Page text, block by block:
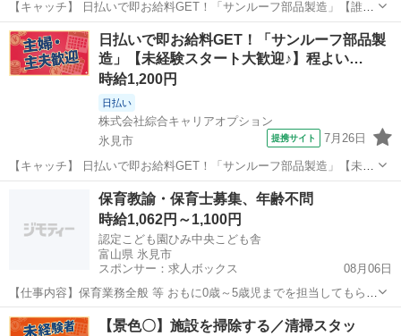
【キャッチ】 日払いで即お給料GET！「サンルーフ部品製造」【誰で
もはじめは初心者♪】モノ足りない方に・残業20H未満♪ヘアスタイル
自由☆高時給1200円！ 【コメント】 製造のお仕事をお探しの方必
見！ 「経験ないけど大...
富山 氷見市 工場
日払いで即お給料GET！「サンルーフ部品製
造」【未経験スタート大歓迎♪】程よい…
時給1,200円
日払い
株式会社綜合キャリアオプション
氷見市
提携サイト 7月26日
【キャッチ】 日払いで即お給料GET！「サンルーフ部品製造」【未経
験スタート大歓迎♪】程よい残業でお小遣い稼ぎ♪ジブンらしく・髪型
自由♪高時給1200円～1500円！ 【コメント】 弊社なら事前の職場見学
が多数！お仕事安心...
工場
保育教諭・保育士募集、年齢不問
時給1,062円～1,100円
認定こども園ひみ中央こども舎
富山県 氷見市
スポンサー：求人ボックス
08月06日
【仕事内容】保育業務全般 等 おもに0歳～5歳児までを担当してもらい
ます。 (園児1クラス25名位の教育・保育業務です。) 業務の変更範囲:
同施設内にある子育て支援室業務 雇用期間の定めあり(～2025年3月31
アルバイト・パート
【景色〇】施設を掃除する／清掃スタッ